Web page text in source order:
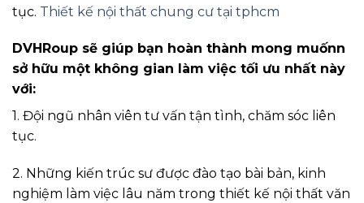
tục. Thiết kế nội thất chung cư tại tphcm
DVHRoup sẽ giúp bạn hoàn thành mong muốnn
sở hữu một không gian làm việc tối ưu nhất này
với:
1. Đội ngũ nhân viên tư vấn tận tình, chăm sóc liên
tục.
2. Những kiến trúc sư được đào tạo bài bản, kinh
nghiệm làm việc lâu năm trong thiết kế nội thất văn